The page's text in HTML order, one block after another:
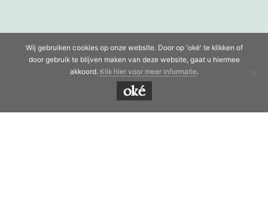
Wij gebruiken cookies op onze website. Door op 'oké' te klikken of
door gebruik te blijven maken van deze website, gaat u hiermee
akkoord. Klik hier voor meer informatie.
oké